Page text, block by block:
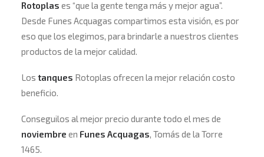
Rotoplas es “que la gente tenga más y mejor agua”.
Desde Funes Acquagas compartimos esta visión, es por
eso que los elegimos, para brindarle a nuestros clientes
productos de la mejor calidad.
Los tanques Rotoplas ofrecen la mejor relación costo
beneficio.
Conseguilos al mejor precio durante todo el mes de
noviembre en Funes Acquagas, Tomás de la Torre
1465.